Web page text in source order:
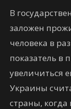
В
заложен
человека в
показатель в
увеличиться
Украины
страны,